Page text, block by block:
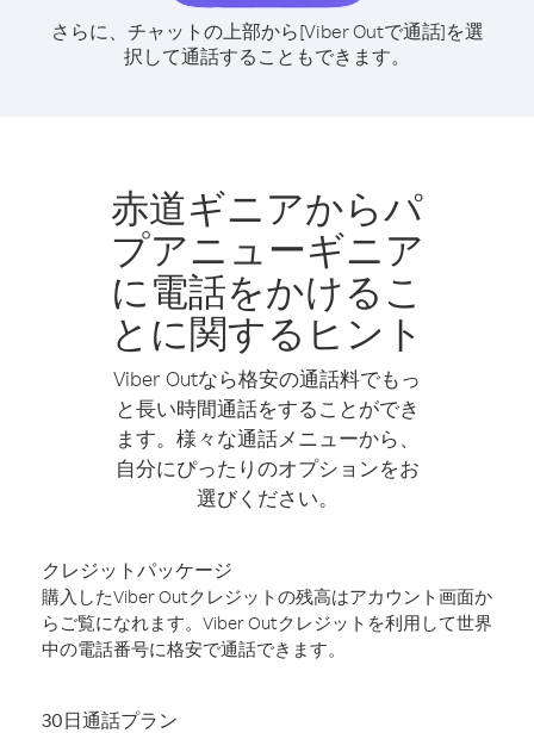
さらに、チャットの上部から[Viber Outで通話]を選
択して通話することもできます。
赤道ギニアからパ
プアニューギニア
に電話をかけるこ
とに関するヒント
Viber Outなら格安の通話料でもっ
と長い時間通話をすることができ
ます。様々な通話メニューから、
自分にぴったりのオプションをお
選びください。
クレジットパッケージ
購入したViber Outクレジットの残高はアカウント画面か
らご覧になれます。Viber Outクレジットを利用して世界
中の電話番号に格安で通話できます。
30日通話プラン